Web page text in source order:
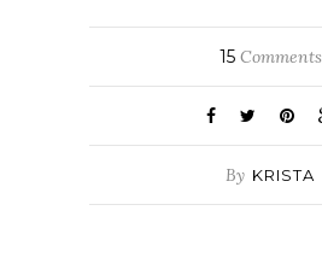
15Comments
By KRISTA